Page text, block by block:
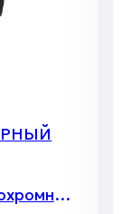
Монохромный лазер